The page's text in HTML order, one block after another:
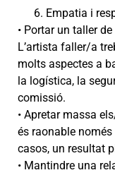
Empatia i
• Portar un taller
L’artista faller/a
molts aspectes a
la logística, la
comissió.
• Apretar massa
és raonable
casos, un resultat
• Mantindre una